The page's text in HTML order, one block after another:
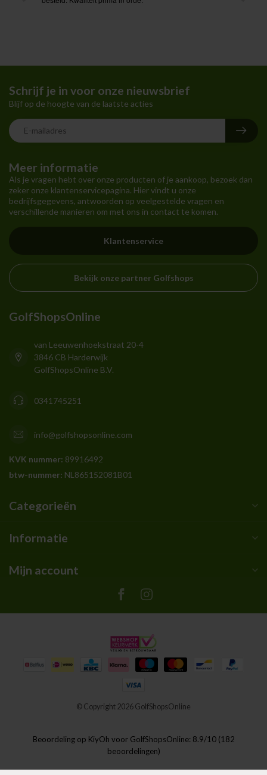
Meer informatie
Als je vragen hebt over onze producten of je aankoop, bezoek dan
zeker onze klantenservicepagina. Hier vindt u onze
bedrijfsgegevens, antwoorden op veelgestelde vragen en
verschillende manieren om met ons in contact te komen.
Klantenservice
Bekijk onze partner Golfshops
Schrijf je in voor onze nieuwsbrief
Blijf op de hoogte van de laatste acties
GolfShopsOnline
van Leeuwenhoekstraat 20-4
3846 CB Harderwijk
GolfShopsOnline B.V.
0341745251
info@golfshopsonline.com
KVK nummer: 89916492
btw-nummer: NL865152081B01
Categorieën
Informatie
Mijn account
© Copyright 2026 GolfShopsOnline
Beoordeling op KiyOh voor GolfShopsOnline: 8.9/10 (182
beoordelingen)